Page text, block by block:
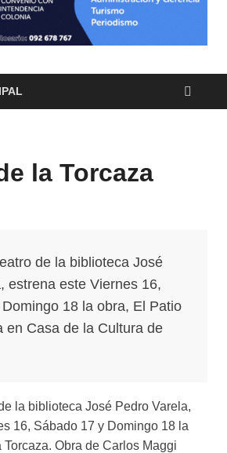
la Torcaza
de la biblioteca José
estrena este Viernes 16,
18 la obra, El Patio
en Casa de la Cultura de
la biblioteca José Pedro Varela,
16, Sábado 17 y Domingo 18 la
Obra de Carlos Maggi